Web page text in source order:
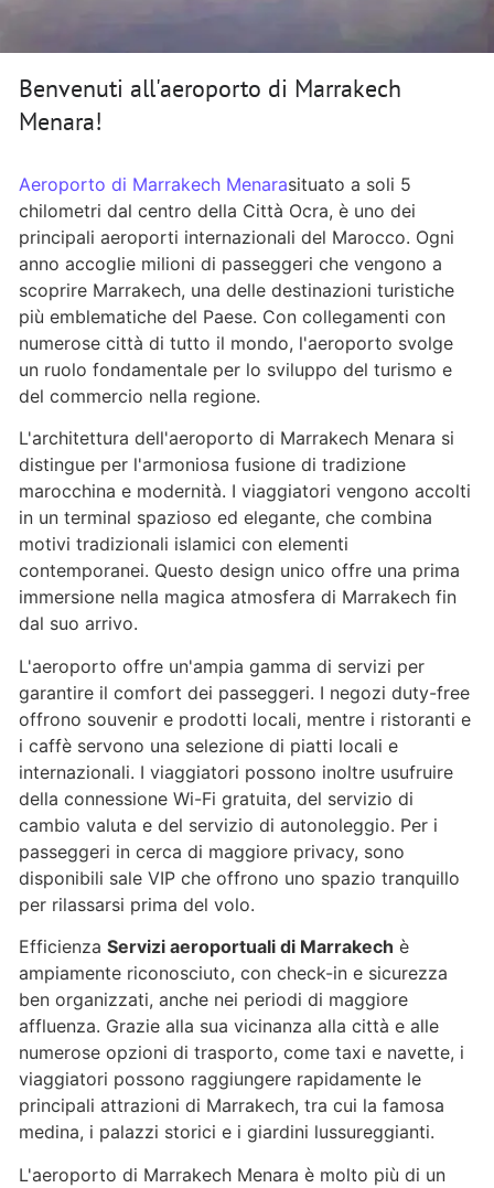
Benvenuti all'aeroporto di Marrakech
Menara!
Aeroporto di Marrakech Menarasituato a soli 5
chilometri dal centro della Città Ocra, è uno dei
principali aeroporti internazionali del Marocco. Ogni
anno accoglie milioni di passeggeri che vengono a
scoprire Marrakech, una delle destinazioni turistiche
più emblematiche del Paese. Con collegamenti con
numerose città di tutto il mondo, l'aeroporto svolge
un ruolo fondamentale per lo sviluppo del turismo e
del commercio nella regione.
L'architettura dell'aeroporto di Marrakech Menara si
distingue per l'armoniosa fusione di tradizione
marocchina e modernità. I viaggiatori vengono accolti
in un terminal spazioso ed elegante, che combina
motivi tradizionali islamici con elementi
contemporanei. Questo design unico offre una prima
immersione nella magica atmosfera di Marrakech fin
dal suo arrivo.
L'aeroporto offre un'ampia gamma di servizi per
garantire il comfort dei passeggeri. I negozi duty-free
offrono souvenir e prodotti locali, mentre i ristoranti e
i caffè servono una selezione di piatti locali e
internazionali. I viaggiatori possono inoltre usufruire
della connessione Wi-Fi gratuita, del servizio di
cambio valuta e del servizio di autonoleggio. Per i
passeggeri in cerca di maggiore privacy, sono
disponibili sale VIP che offrono uno spazio tranquillo
per rilassarsi prima del volo.
Efficienza Servizi aeroportuali di Marrakech è
ampiamente riconosciuto, con check-in e sicurezza
ben organizzati, anche nei periodi di maggiore
affluenza. Grazie alla sua vicinanza alla città e alle
numerose opzioni di trasporto, come taxi e navette, i
viaggiatori possono raggiungere rapidamente le
principali attrazioni di Marrakech, tra cui la famosa
medina, i palazzi storici e i giardini lussureggianti.
L'aeroporto di Marrakech Menara è molto più di un